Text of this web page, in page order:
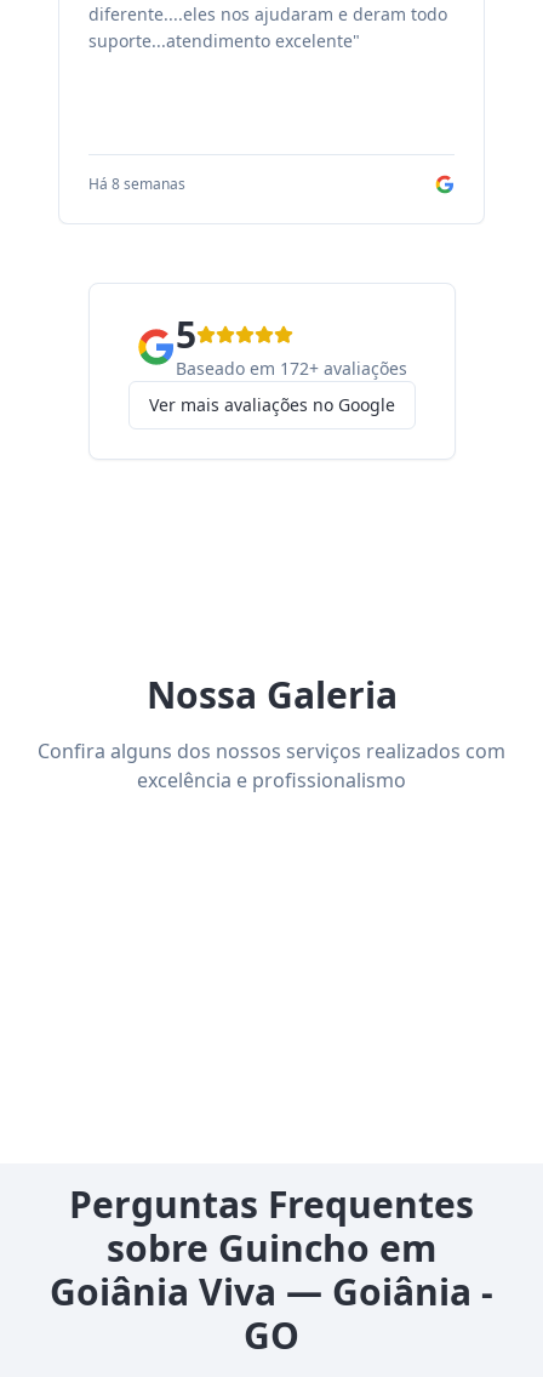
diferente....eles nos ajudaram e deram todo
suporte...atendimento excelente"
Há 8 semanas
5
Baseado em 172+ avaliações
Ver mais avaliações no Google
Nossa Galeria
Confira alguns dos nossos serviços realizados com
excelência e profissionalismo
Perguntas Frequentes
sobre Guincho em
Goiânia Viva — Goiânia -
GO